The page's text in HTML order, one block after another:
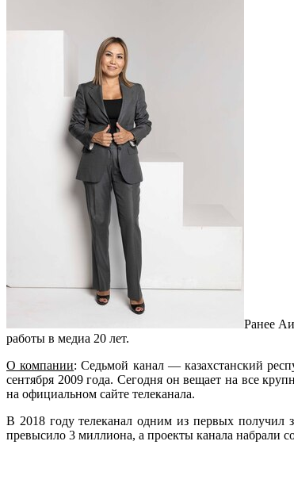
Ранее
работы в медиа 20 лет.
О компании: Седьмой канал — казахстанский
сентября 2009 года. Сегодня он вещает на все
на официальном сайте телеканала.
В 2018 году телеканал одним из первых получил
превысило 3 миллиона, а проекты канала набрали